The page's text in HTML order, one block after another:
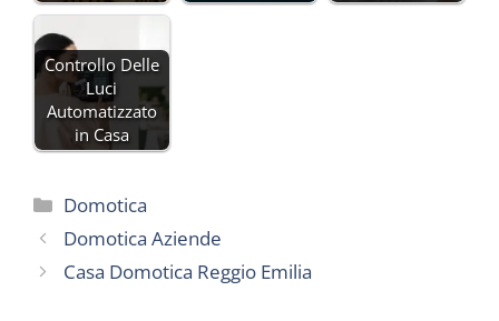
Controllo Delle
Luci
Automatizzato
in Casa
Categorie
Domotica
Domotica Aziende
Casa Domotica Reggio Emilia